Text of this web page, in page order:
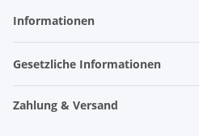
Informationen
Gesetzliche Informationen
Zahlung & Versand